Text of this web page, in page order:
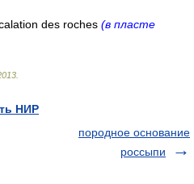
des roches (в пласте
НИР
породное основание
россыпи